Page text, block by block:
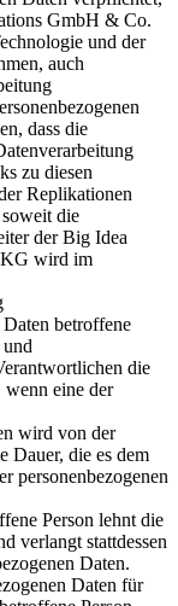
GmbH & Co.
und der
auch
dass die
zu diesen
Replikationen
die
der Big Idea
wird im
betroffene
die
wenn eine der
wird von der
Dauer, die es dem
personenbezogenen
Person lehnt die
verlangt stattdessen
Daten.
Daten für